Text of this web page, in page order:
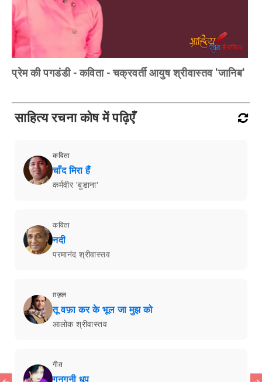
प्रेम की पगडंडी - कविता - चक्रवर्ती आयुष श्रीवास्तव 'जानिब'
साहित्य रचना कोष में पढ़िएँ
कविता
चाँद मिरा हैं
कर्मवीर 'बुडाना'
कविता
नदी
परमानंद श्रीवास्तव
ग़ज़ल
तू वफ़ा कर के भूल जा मुझ को
आलोक श्रीवास्तव
गीत
गुनगुनी धूप